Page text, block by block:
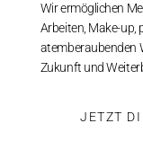
Wir ermöglichen
Arbeiten, Make-up,
atemberaubenden
Zukunft und
JETZT